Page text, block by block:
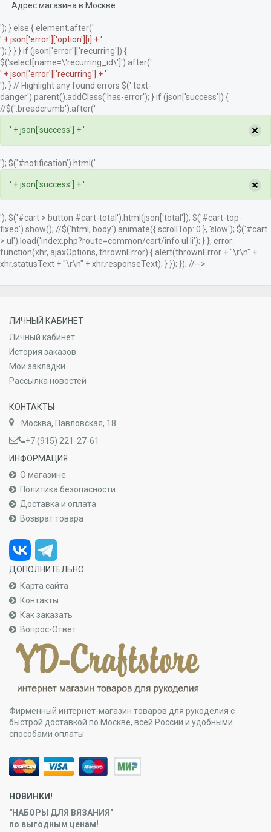
Адрес магазина в Москве
'); } else { element.after('
' + json['error']['option'][i] + '
'); } } } if (json['error']['recurring']) {
$('select[name=\'recurring_id\']').after('
' + json['error']['recurring'] + '
'); } // Highlight any found errors $('.text-
danger').parent().addClass('has-error'); } if (json['success']) {
//$('.breadcrumb').after('
' + json['success'] + ' ×
'); $('#notification').html('
' + json['success'] + ' ×
'); $('#cart > button #cart-total').html(json['total']); $('#cart-top-
fixed').show(); //$('html, body').animate({ scrollTop: 0 }, 'slow'); $('#cart
> ul').load('index.php?route=common/cart/info ul li'); } }, error:
function(xhr, ajaxOptions, thrownError) { alert(thrownError + "\r\n" +
xhr.statusText + "\r\n" + xhr.responseText); } }); }); //-->
ЛИЧНЫЙ КАБИНЕТ
Личный кабинет
История заказов
Мои закладки
Рассылка новостей
КОНТАКТЫ
Москва, Павловская, 18
+7 (915) 221-27-61
ИНФОРМАЦИЯ
О магазине
Политика безопасности
Доставка и оплата
Возврат товара
ДОПОЛНИТЕЛЬНО
Карта сайта
Контакты
Как заказать
Вопрос-Ответ
Фирменный интернет-магазин товаров для рукоделия с
быстрой доставкой по Москве, всей России и удобными
способами оплаты
НОВИНКИ!
"НАБОРЫ ДЛЯ ВЯЗАНИЯ"
по выгодным ценам!